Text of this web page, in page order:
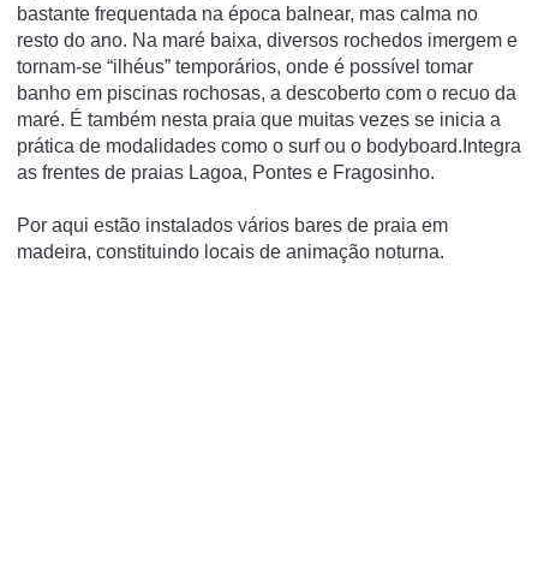
bastante frequentada na época balnear, mas calma no
resto do ano. Na maré baixa, diversos rochedos imergem e
tornam-se “ilhéus” temporários, onde é possível tomar
banho em piscinas rochosas, a descoberto com o recuo da
maré. É também nesta praia que muitas vezes se inicia a
prática de modalidades como o surf ou o bodyboard.Integra
as frentes de praias Lagoa, Pontes e Fragosinho.
Por aqui estão instalados vários bares de praia em
madeira, constituindo locais de animação noturna.